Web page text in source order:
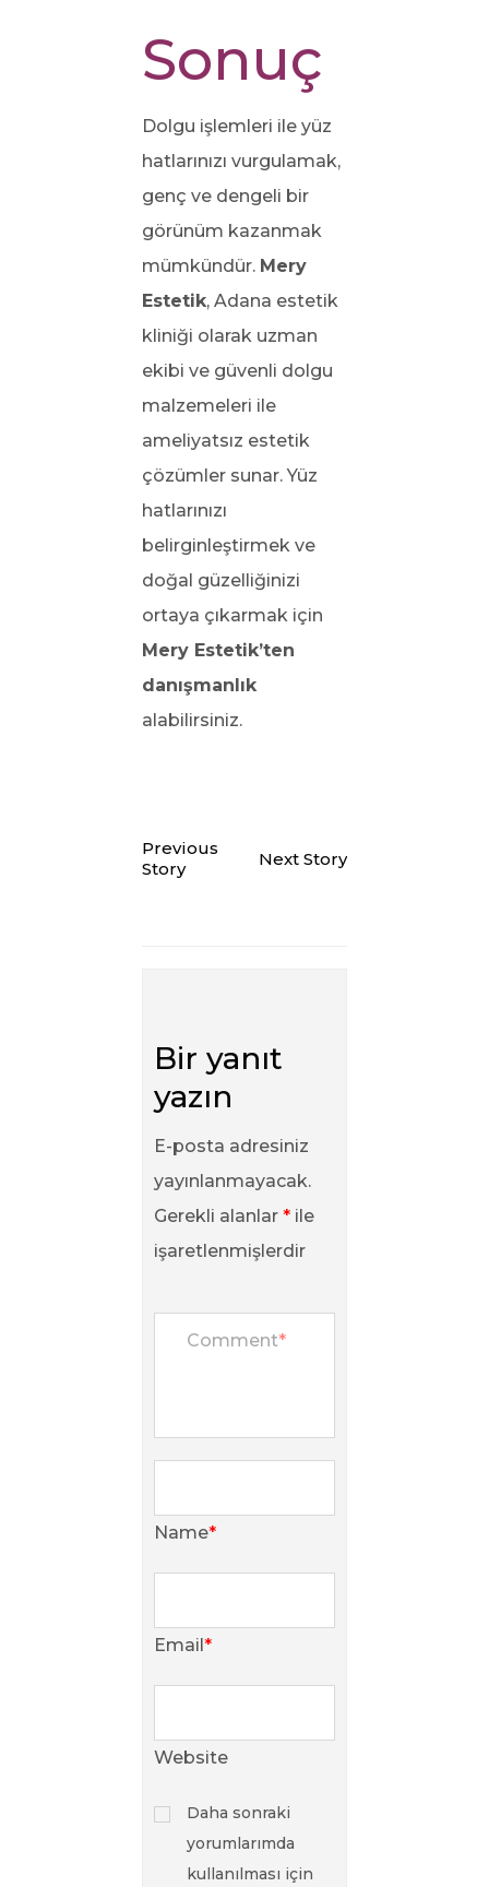
Sonuç
Dolgu işlemleri ile yüz
hatlarınızı vurgulamak,
genç ve dengeli bir
görünüm kazanmak
mümkündür. Mery
Estetik, Adana estetik
kliniği olarak uzman
ekibi ve güvenli dolgu
malzemeleri ile
ameliyatsız estetik
çözümler sunar. Yüz
hatlarınızı
belirginleştirmek ve
doğal güzelliğinizi
ortaya çıkarmak için
Mery Estetik’ten
danışmanlık
alabilirsiniz.
Previous
Story
Next Story
Bir yanıt
yazın
E-posta adresiniz
yayınlanmayacak.
Gerekli alanlar* ile
işaretlenmişlerdir
Comment*
Name*
Email*
Website
Daha sonraki
yorumlarımda
kullanılması için